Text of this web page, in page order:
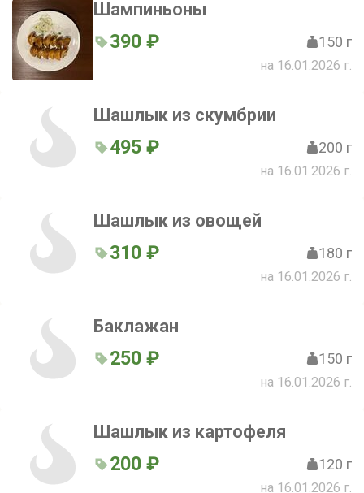
Шампиньоны
390 ₽ 150 г
на 16.01.2026 г.
Шашлык из скумбрии
495 ₽ 200 г
на 16.01.2026 г.
Шашлык из овощей
310 ₽ 180 г
на 16.01.2026 г.
Баклажан
250 ₽ 150 г
на 16.01.2026 г.
Шашлык из картофеля
200 ₽ 120 г
на 16.01.2026 г.